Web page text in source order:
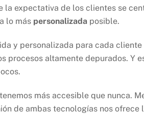
la expectativa de los clientes se
lo más personalizada posible.
y personalizada para cada cliente
procesos altamente depurados. Y
más accesible que nunca.
de ambas tecnologías nos ofrece